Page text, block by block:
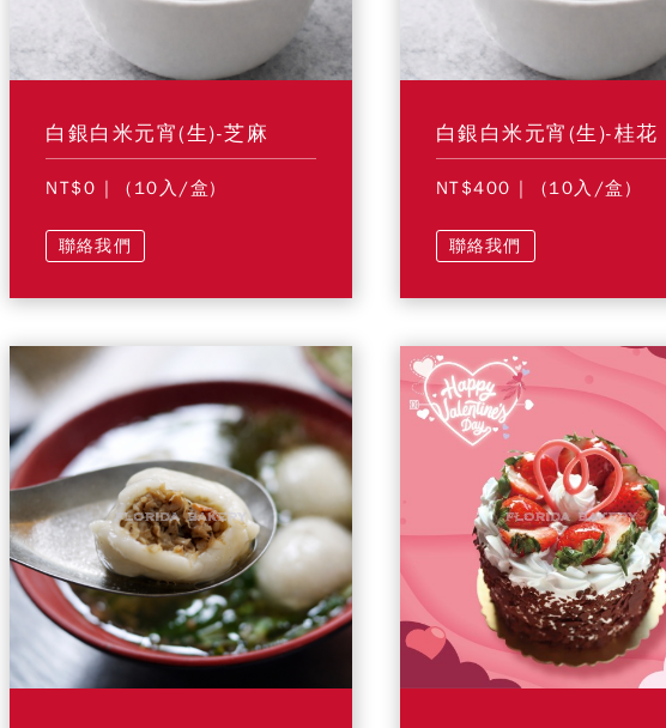
白銀白米元宵(生)-芝麻
NT$0 | (10入/盒)
聯絡我們
白銀白米元宵(生)-桂花
NT$400 | (10入/盒)
聯絡我們